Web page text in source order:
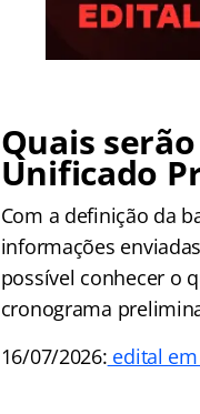
Quais
Unificado
Com a definição da
informações
possível conhecer o
cronograma
16/07/2026: edital